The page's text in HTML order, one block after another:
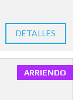
DETALLES
ARRIENDO